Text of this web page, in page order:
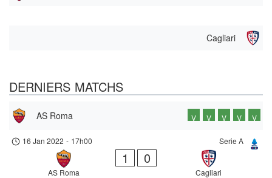
Cagliari
DERNIERS MATCHS
AS Roma V V V V V
Serie A
16 Jan 2022 - 17h00
AS Roma
1 0
Cagliari